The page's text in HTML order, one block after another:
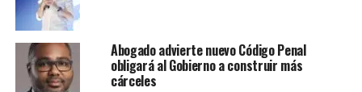
Abogado advierte nuevo Código Penal
obligará al Gobierno a construir más
cárceles